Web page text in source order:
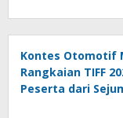
Kontes Otomotif
Rangkaian TIFF
Peserta dari